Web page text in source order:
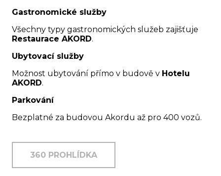
Gastronomické služby
Všechny typy gastronomických služeb zajišťuje
Restaurace AKORD.
Ubytovací služby
Možnost ubytování přímo v budově v Hotelu
AKORD.
Parkování
Bezplatné za budovou Akordu až pro 400 vozů.
360 PROHLÍDKA